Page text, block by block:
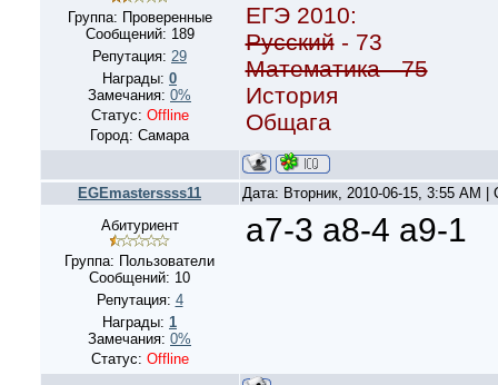
Группа: Проверенные
Сообщений: 189
Репутация: 29
Награды: 0
Замечания: 0%
Статус: Offline
Город: Самара
ЕГЭ 2010:
Русский- 73
Математика - 75
История
Общага
EGEmasterssss11
Дата: Вторник, 2010-06-15, 3:55 AM
Абитуриент
Группа: Пользователи
Сообщений: 10
Репутация: 4
Награды: 1
Замечания: 0%
Статус: Offline
а7-3 а8-4 а9-1